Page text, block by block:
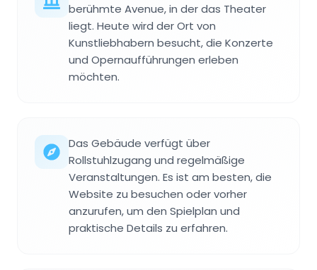
berühmte Avenue, in der das Theater
liegt. Heute wird der Ort von
Kunstliebhabern besucht, die Konzerte
und Opernaufführungen erleben
möchten.
Das Gebäude verfügt über
Rollstuhlzugang und regelmäßige
Veranstaltungen. Es ist am besten, die
Website zu besuchen oder vorher
anzurufen, um den Spielplan und
praktische Details zu erfahren.